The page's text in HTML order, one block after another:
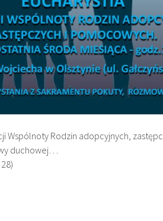
Wspólnoty Rodzin adopcyjnych,
duchowej…